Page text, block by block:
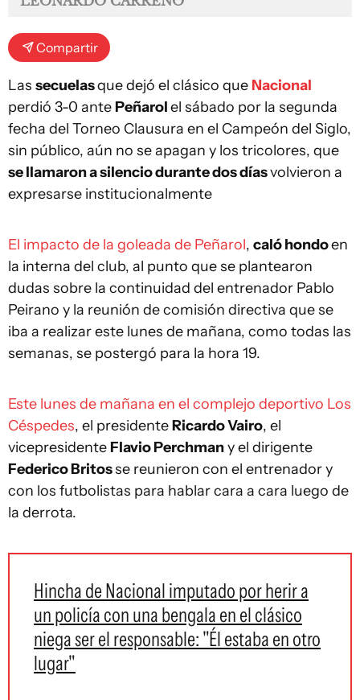
Compartir
Las secuelasque dejó el clásico que Nacional
perdió 3-0 ante Peñarolel sábado por la segunda
fecha del Torneo Clausura en el Campeón del Siglo,
sin público, aún no se apagan y los tricolores, que
se llamaron a silencio durante dos díasvolvieron a
expresarse institucionalmente
El impacto de la goleada de Peñarol, caló hondoen
la interna del club, al punto que se plantearon
dudas sobre la continuidad del entrenador Pablo
Peirano y la reunión de comisión directiva que se
iba a realizar este lunes de mañana, como todas las
semanas, se postergó para la hora 19.
Este lunes de mañana en el complejo deportivo Los
Céspedes, el presidenteRicardo Vairo, el
vicepresidente Flavio Perchmany el dirigente
Federico Britosse reunieron con el entrenador y
con los futbolistas para hablar cara a cara luego de
la derrota.
Hincha de Nacional imputado por herir a
un policía con una bengala en el clásico
niega ser el responsable: "Él estaba en otro
lugar"